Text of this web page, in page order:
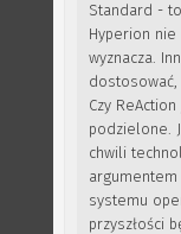
Standard -
Hyperion
wyznacza.
dostosować,
Czy
podzielone.
chwili
systemu
przyszłości